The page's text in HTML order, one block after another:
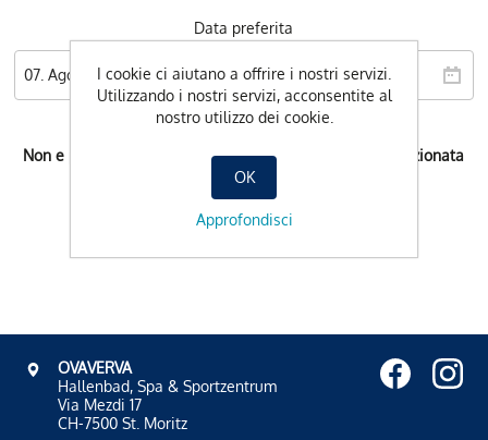
Data preferita
Non e possibile l'orario di prenotazione per la data selezionata
OVAVERVA
Hallenbad, Spa & Sportzentrum
Via Mezdi 17
CH-7500 St. Moritz
I cookie ci aiutano a offrire i nostri servizi.
Utilizzando i nostri servizi, acconsentite al
nostro utilizzo dei cookie.
OK
Approfondisci